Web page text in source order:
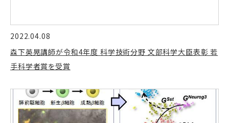
2022.04.08
森下英晃講師が令和4年度 科学技術分野 文部科学大臣表彰 若
手科学者賞を受賞